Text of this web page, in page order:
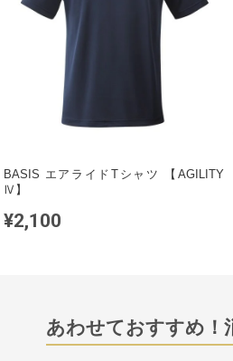
BASIS エアライドTシャツ 【AGILITY
Ⅳ】
¥2,100
あわせておすすめ！